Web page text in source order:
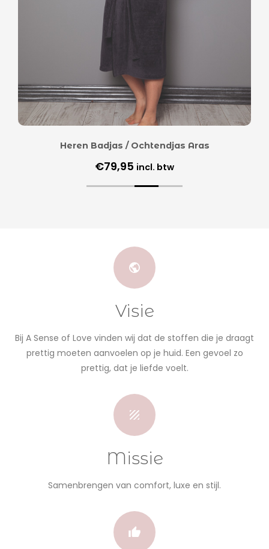
Heren Badjas / Ochtendjas Aras
€79,95 incl. btw
Visie
Bij A Sense of Love vinden wij dat de stoffen die je draagt
prettig moeten aanvoelen op je huid. Een gevoel zo
prettig, dat je liefde voelt.
Missie
Samenbrengen van comfort, luxe en stijl.